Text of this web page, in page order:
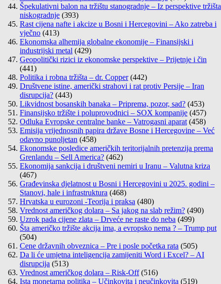
Špekulativni balon na tržištu stanogradnje – Iz perspektive tržišta
niskogradnje (393)
Rast cijena nafte i akcize u Bosni i Hercegovini – Ako zatreba i
vječno (413)
Ekonomska alhemija globalne ekonomije – Finansijski i
industrijski metal (429)
Geopolitički rizici iz ekonomske perspektive – Prijetnje i čin
(441)
Politika i robna tržišta – dr. Copper (442)
Društvene istine, američki strahovi i rat protiv Persije – Iran
disrupcija? (443)
Likvidnost bosanskih banaka – Priprema, pozor, sad? (453)
Finansijsko tržište i poluprovodnici – SOX kompanije (457)
Odluka Evropske centralne banke – Vatrogasni aparat (458)
Emisija vrijednosnih papira države Bosne i Hercegovine – Već
odavno punoljetan (458)
Ekonomske posledice američkih teritorijalnih pretenzija prema
Grenlandu – Sell America? (462)
Ekonomija sankcija i društveni nemiri u Iranu – Valutna kriza
(467)
Građevinska djelatnost u Bosni i Hercegovini u 2025. godini –
Stanovi, hale i infrastruktura (468)
Hrvatska u eurozoni -Teorija i praksa (480)
Vrednost američkog dolara – Sa jakog na slab režim? (490)
Uzrok pada cijene zlata – Drveće ne raste do neba (499)
Šta američko tržište akcija ima, a evropsko nema ? – Trump put
(504)
Cene državnih obveznica – Pre i posle početka rata (505)
Da li će umjetna inteligencija zamijeniti Word i Excel? – AI
disrupcija (513)
Vrednost američkog dolara – Risk-Off (516)
Ista monetarna politika – Učinkovita i neučinkovita (519)